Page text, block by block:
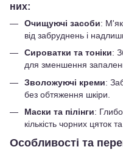
них:
Очищуючі засоби:
від забруднень і
Сироватки та тоніки:
для зменшення
Зволожуючі креми:
без обтяження шкіри.
Маски та пілінги:
кількість чорних цяток
Особливості та